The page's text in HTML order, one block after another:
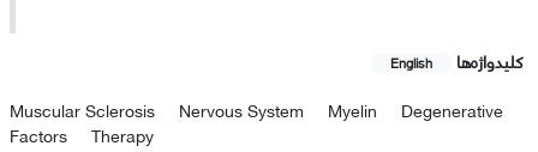
کلیدواژه‌ها English
Muscular Sclerosis Nervous System Myelin
Degenerative
Factors
Therapy